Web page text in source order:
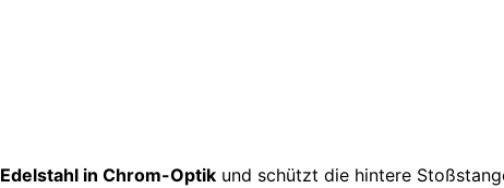
Edelstahl in Chrom-Optik und schützt die hintere